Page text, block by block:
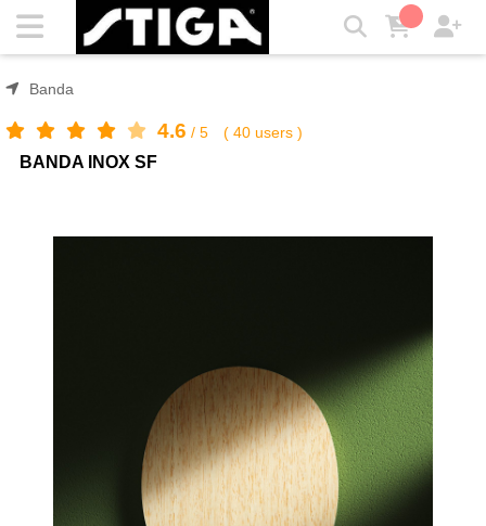
BANDA INOX SF | STIGA
Banda
4.6 / 5 ( 40 users )
BANDA INOX SF